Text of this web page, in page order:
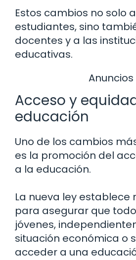
Estos cambios no solo
estudiantes, sino
docentes y a las
educativas.
Anuncios
Acceso y
educación
Uno de los cambios
es la promoción del
a la educación.
La nueva ley establece
para asegurar que
jóvenes,
situación económica o
acceder a una